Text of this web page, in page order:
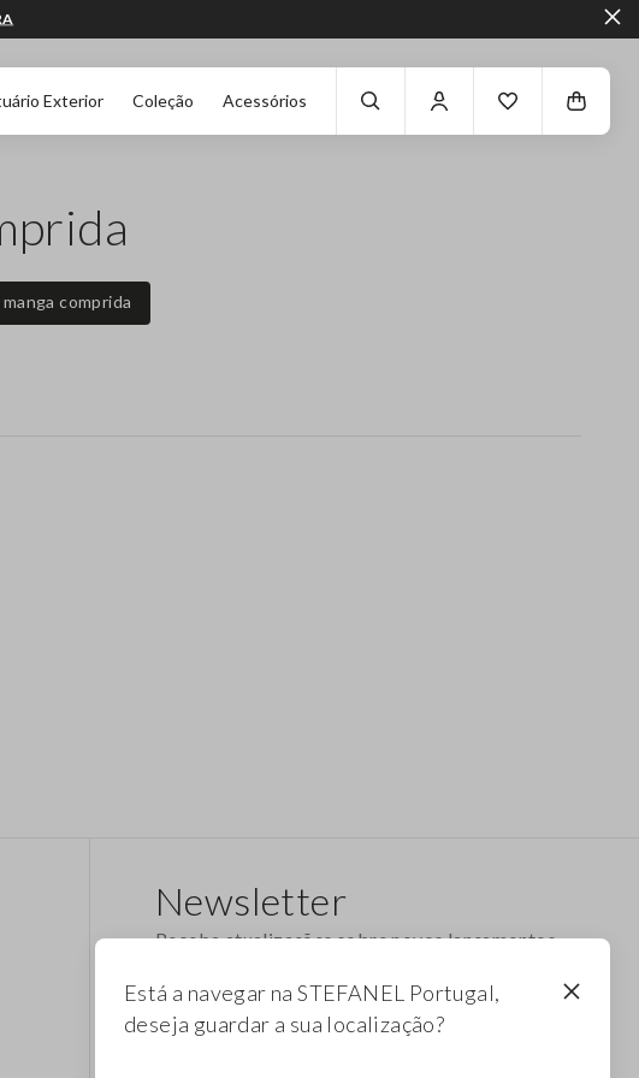
Exterior Coleção Acessórios
comprida
Newsletter
Receba atualizações sobre novos lançamentos,
de 10%.
Está a navegar na STEFANEL Portugal,
deseja guardar a sua localização?